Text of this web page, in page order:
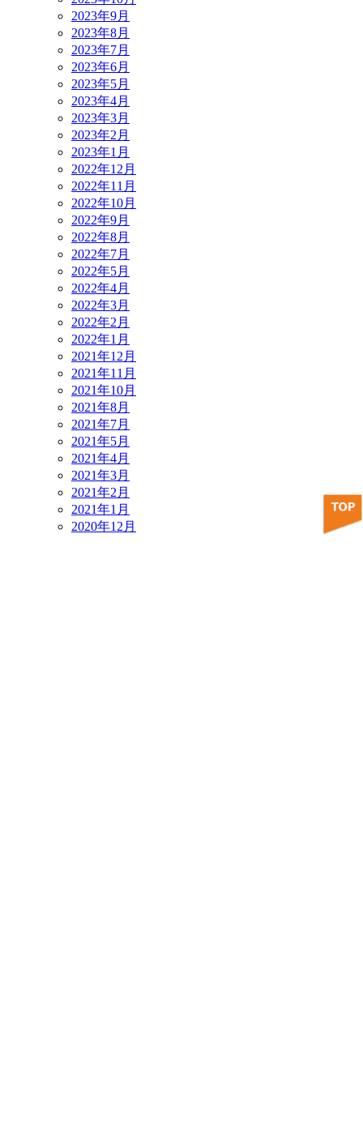
2023年9月
2023年8月
2023年7月
2023年6月
2023年5月
2023年4月
2023年3月
2023年2月
2023年1月
2022年12月
2022年11月
2022年10月
2022年9月
2022年8月
2022年7月
2022年5月
2022年4月
2022年3月
2022年2月
2022年1月
2021年12月
2021年11月
2021年10月
2021年8月
2021年7月
2021年5月
2021年4月
2021年3月
2021年2月
2021年1月
2020年12月